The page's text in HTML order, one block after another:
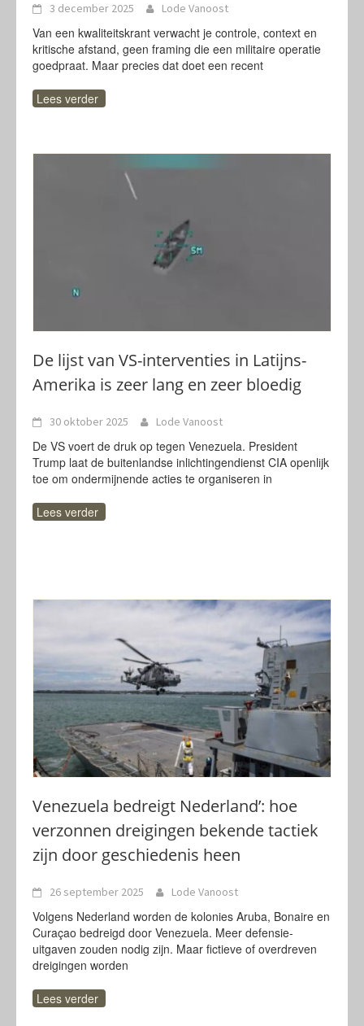
3 december 2025 Lode Vanoost
Van een kwaliteitskrant verwacht je controle, context en
kritische afstand, geen framing die een militaire operatie
goedpraat. Maar precies dat doet een recent
Lees verder
De lijst van VS-interventies in Latijns-
Amerika is zeer lang en zeer bloedig
30 oktober 2025 Lode Vanoost
De VS voert de druk op tegen Venezuela. President
Trump laat de buitenlandse inlichtingendienst CIA openlijk
toe om ondermijnende acties te organiseren in
Lees verder
Venezuela bedreigt Nederland’: hoe
verzonnen dreigingen bekende tactiek
zijn door geschiedenis heen
26 september 2025 Lode Vanoost
Volgens Nederland worden de kolonies Aruba, Bonaire en
Curaçao bedreigd door Venezuela. Meer defensie-
uitgaven zouden nodig zijn. Maar fictieve of overdreven
dreigingen worden
Lees verder